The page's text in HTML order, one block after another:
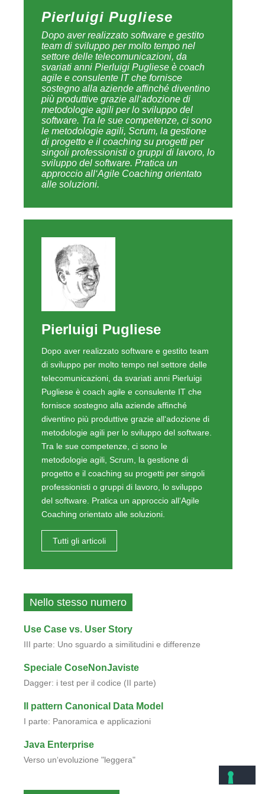
Pierluigi Pugliese
Dopo aver realizzato software e gestito
team di sviluppo per molto tempo nel
settore delle telecomunicazioni, da
svariati anni Pierluigi Pugliese è coach
agile e consulente IT che fornisce
sostegno alla aziende affinché diventino
più produttive grazie all‘adozione di
metodologie agili per lo sviluppo del
software. Tra le sue competenze, ci sono
le metodologie agili, Scrum, la gestione
di progetto e il coaching su progetti per
singoli professionisti o gruppi di lavoro, lo
sviluppo del software. Pratica un
approccio all‘Agile Coaching orientato
alle soluzioni.
Pierluigi Pugliese
Dopo aver realizzato software e gestito team
di sviluppo per molto tempo nel settore delle
telecomunicazioni, da svariati anni Pierluigi
Pugliese è coach agile e consulente IT che
fornisce sostegno alla aziende affinché
diventino più produttive grazie all‘adozione di
metodologie agili per lo sviluppo del software.
Tra le sue competenze, ci sono le
metodologie agili, Scrum, la gestione di
progetto e il coaching su progetti per singoli
professionisti o gruppi di lavoro, lo sviluppo
del software. Pratica un approccio all‘Agile
Coaching orientato alle soluzioni.
Tutti gli articoli
Nello stesso numero
Use Case vs. User Story
III parte: Uno sguardo a similitudini e differenze
Speciale CoseNonJaviste
Dagger: i test per il codice (II parte)
Il pattern Canonical Data Model
I parte: Panoramica e applicazioni
Java Enterprise
Verso un‘evoluzione "leggera"